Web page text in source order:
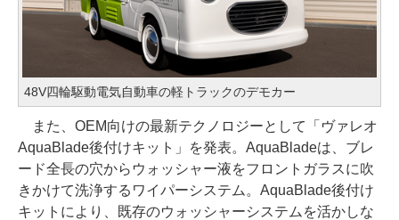
48V四輪駆動電気自動車の軽トラックのデモカー
また、OEM向けの最新テクノロジーとして「ヴァレオ
AquaBlade後付けキット」を発表。AquaBladeは、ブレ
ード全長の穴からウォッシャー液をフロントガラスに吹
きかけて洗浄するワイパーシステム。AquaBlade後付け
キットにより、既存のウォッシャーシステムを活かしな